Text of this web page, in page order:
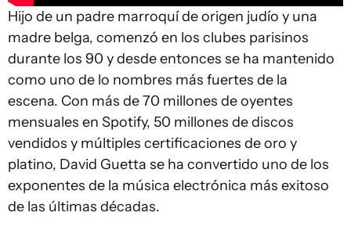
Hijo de un padre marroquí de origen judío y una
madre belga, comenzó en los clubes parisinos
durante los 90 y desde entonces se ha mantenido
como uno de lo nombres más fuertes de la
escena. Con más de 70 millones de oyentes
mensuales en Spotify, 50 millones de discos
vendidos y múltiples certificaciones de oro y
platino, David Guetta se ha convertido uno de los
exponentes de la música electrónica más exitoso
de las últimas décadas.